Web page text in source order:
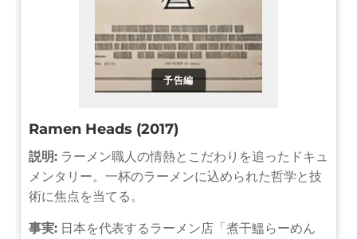
予告編
Ramen Heads (2017)
説明: ラーメン職人の情熱とこだわりを追ったドキュ
メンタリー。一杯のラーメンに込められた哲学と技
術に焦点を当てる。
事実: 日本を代表するラーメン店「煮干鰮らーめん